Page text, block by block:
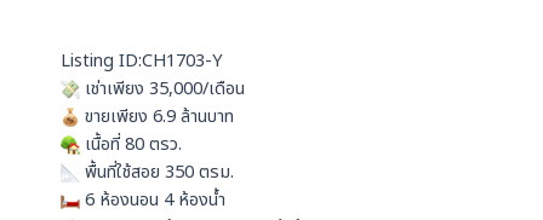
p
p
Listing ID:CH1703-Y
เช่าเพียง 35,000/เดือน
ขายเพียง 6.9 ล้านบาท
เนื้อที่ 80 ตรว.
พื้นที่ใช้สอย 350 ตรม.
6 ห้องนอน 4 ห้องน้ำ